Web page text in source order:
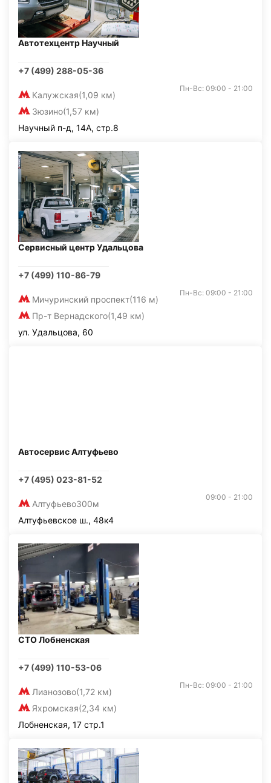
Автотехцентр Научный
+7 (499) 288-05-36
Калужская(1,09 км)
Зюзино(1,57 км)
Пн-Вс: 09:00 - 21:00
Научный п-д, 14А, стр.8
Сервисный центр Удальцова
+7 (499) 110-86-79
Мичуринский проспект(116 м)
Пр-т Вернадского(1,49 км)
Пн-Вс: 09:00 - 21:00
ул. Удальцова, 60
Автосервис Алтуфьево
+7 (495) 023-81-52
Алтуфьево300м
09:00 - 21:00
Алтуфьевское ш., 48к4
СТО Лобненская
+7 (499) 110-53-06
Лианозово(1,72 км)
Яхромская(2,34 км)
Пн-Вс: 09:00 - 21:00
Лобненская, 17 стр.1